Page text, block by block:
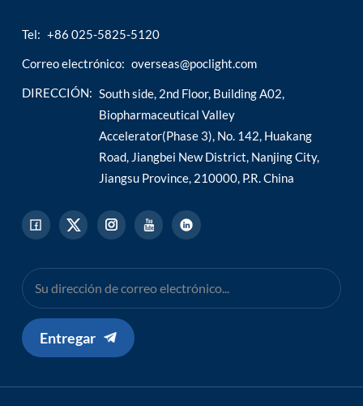
Tel: +86 025-5825-5120
Correo electrónico: overseas@poclight.com
DIRECCIÓN: South side, 2nd Floor, Building A02,
Biopharmaceutical Valley
Accelerator(Phase 3), No. 142, Huakang
Road, Jiangbei New District, Nanjing City,
Jiangsu Province, 210000, P.R. China
Entregar